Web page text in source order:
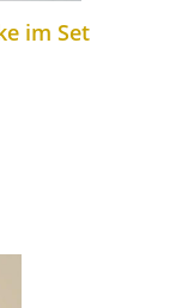
im Set